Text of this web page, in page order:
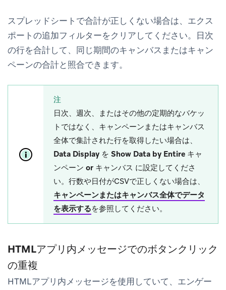
スプレッドシートで合計が正しくない場合は、エクス
ポートの追加フィルターをクリアしてください。日次
の行を合計して、同じ期間のキャンバスまたはキャン
ペーンの合計と照合できます。
注
日次、週次、またはその他の定期的なバケッ
トではなく、キャンペーンまたはキャンバス
全体で集計された行を取得したい場合は、
Data Display を Show Data by Entire キャ
ンペーン or キャンバス に設定してくださ
い。行数や日付がCSVで正しくない場合は、
キャンペーンまたはキャンバス全体でデータ
を表示するを参照してください。
HTMLアプリ内メッセージでのボタンクリック
の重複
HTMLアプリ内メッセージを使用していて、エンゲー